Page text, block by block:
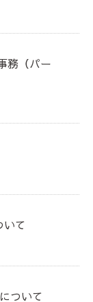
務（パー
いて
ついて